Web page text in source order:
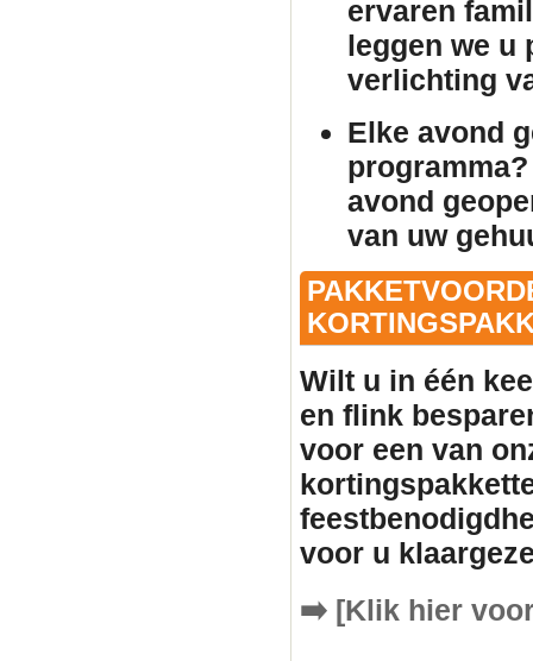
ervaren
leggen we u
verlichting
Elke avond
avond
van uw
Wilt u in één
en flink
voor een van
voor u
➡️ [Klik hier